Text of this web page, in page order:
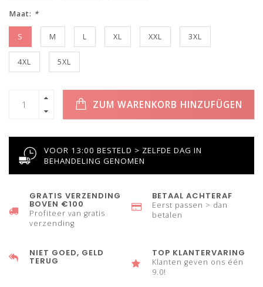
Maat: *
S M L XL XXL 3XL
4XL 5XL
ZUM WARENKORB HINZUFÜGEN
VOOR 13:00 BESTELD > ZELFDE DAG IN
BEHANDELING GENOMEN
GRATIS VERZENDING
BOVEN €100
Profiteer van gratis
verzending
BETAAL ACHTERAF
Eerst passen > dan
betalen
NIET GOED, GELD
TERUG
TOP KLANTERVARING
Klanten geven ons één
9.0!